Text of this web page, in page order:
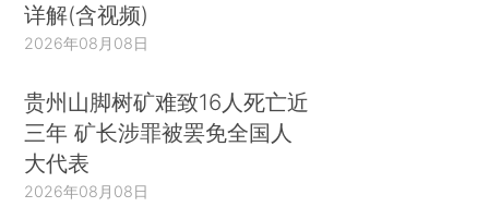
详解(含视频)
2026年08月08日
贵州山脚树矿难致16人死亡近
三年 矿长涉罪被罢免全国人
大代表
2026年08月08日